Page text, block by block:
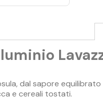
dal sapore
e cereali tostati.